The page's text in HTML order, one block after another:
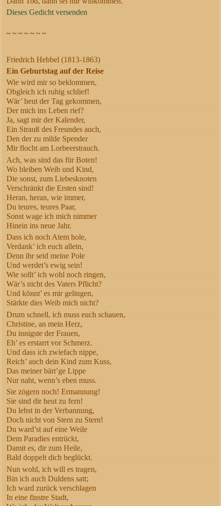
Dieses Gedicht versenden
~ ~ ~ ~ ~ ~ ~
Friedrich Hebbel (1813-1863)
Ein Geburtstag auf der Reise
Wie wird mir so beklommen,
Obgleich ich ruhig schlief!
Wär’ heut der Tag gekommen,
Der mich ins Leben rief?
Ja, sagt mir der Kalender,
Ein Strauß des Freundes auch,
Den der zu milde Spender
Mir flocht am Lorbeerstrauch.
Ach, was sind das für Boten!
Wo bleiben Weib und Kind,
Die sonst, zum Liebesknoten
Verschränkt die Ersten sind!
Heran, heran, wie immer,
Du teures, teures Paar,
Sonst wage ich mich nimmer
Hinein ins neue Jahr.
Dass ich noch Atem hole,
Verdank’ ich euch allein,
Denn ihr seid meine Pole
Und werdet’s ewig sein!
Wie sollt’ ich wohl noch ringen,
Wär’s nicht des Vaters Pflicht?
Und könnt’ es mir gelingen,
Stärkte dies Weib mich nicht?
Drum schnell, ich muss euch schauen,
Christine, an mein Herz,
Du innigste der Frauen,
Eh’ es erstarrt vor Schmerz.
Und dass ich zwiefach nippe,
Reich’ auch dein Kind zum Kuss,
Das meiner bärt’ge Lippe
Nur naht, wenn’s eben muss.
Sie zögern noch! Ermannung!
Sie sind dir heut zu fern!
Du lebst in der Verbannung,
Doch nicht von Stern zu Stern!
Du ward’st auf eine Weile
Dem Paradies entrückt,
Damit es, dir zum Heile,
Bald doppelt dich beglückt.
Nun wohl, ich will es tragen,
Bin ich auch Duldens satt;
Ich ward zurück verschlagen
In eine finstre Stadt,